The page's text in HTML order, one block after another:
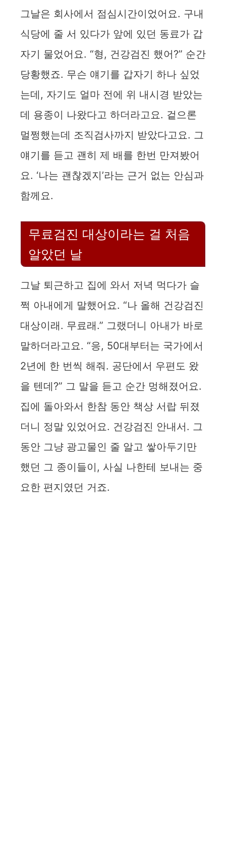
그날은 회사에서 점심시간이었어요. 구내
식당에 줄 서 있다가 앞에 있던 동료가 갑
자기 물었어요. “형, 건강검진 했어?” 순간
당황했죠. 무슨 얘기를 갑자기 하나 싶었
는데, 자기도 얼마 전에 위 내시경 받았는
데 용종이 나왔다고 하더라고요. 겉으론
멀쩡했는데 조직검사까지 받았다고요. 그
얘기를 듣고 괜히 제 배를 한번 만져봤어
요. ‘나는 괜찮겠지’라는 근거 없는 안심과
함께요.
무료검진 대상이라는 걸 처음
알았던 날
그날 퇴근하고 집에 와서 저녁 먹다가 슬
쩍 아내에게 말했어요. “나 올해 건강검진
대상이래. 무료래.” 그랬더니 아내가 바로
말하더라고요. “응, 50대부터는 국가에서
2년에 한 번씩 해줘. 공단에서 우편도 왔
을 텐데?” 그 말을 듣고 순간 멍해졌어요.
집에 돌아와서 한참 동안 책상 서랍 뒤졌
더니 정말 있었어요. 건강검진 안내서. 그
동안 그냥 광고물인 줄 알고 쌓아두기만
했던 그 종이들이, 사실 나한테 보내는 중
요한 편지였던 거죠.